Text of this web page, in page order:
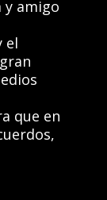
y amigo
el
que en